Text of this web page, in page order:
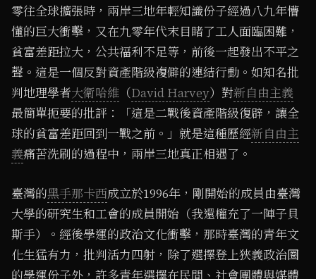
零往全球擴張時，兩岸三地年輕知識份子經過八九年懵
懂的巨大衝擊，又在九零年代末目睹了工人面臨困難，
貧富差距拉大，公共福利不足等，前後一起發出不平之
聲。這是一個反對資產階級複僻的連結行動。如知名批
判地理學者大衛哈維 （David Harvey）對新自由主義
最簡單扼要的批評：「這是二戰後資產階級復辟，讓全
球的貧富差距回到一戰之前。」就是這種歷經新自由主
義痛苦洗刷的過程中，兩岸三地真正相遇了。
臺灣的黑手那卡西成立於1996年，剛開始的成員由臺灣
大學的研究生和工會的成員開始（我還權充了一陣子貝
斯手）。經後學運的政治文化衝擊，那時臺灣的青年文
化生猛有力，批判活力四射，除了選擇登上狹義政治圈
的學運份子外，許多青年選擇在民間、社會團體與媒體